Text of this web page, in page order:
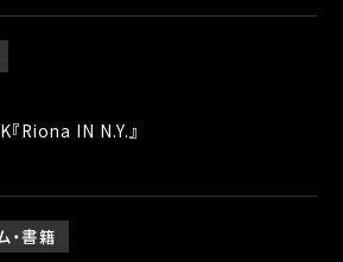
Riona IN N.Y.』
書籍